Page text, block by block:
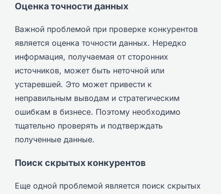
Оценка точности данных
Важной проблемой при проверке конкурентов
является оценка точности данных. Нередко
информация, получаемая от сторонних
источников, может быть неточной или
устаревшей. Это может привести к
неправильным выводам и стратегическим
ошибкам в бизнесе. Поэтому необходимо
тщательно проверять и подтверждать
полученные данные.
Поиск скрытых конкурентов
Еще одной проблемой является поиск скрытых